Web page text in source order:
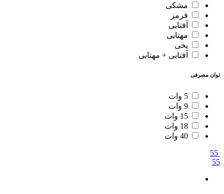
مشکی
قرمز
آفتابی
مهتابی
یخی
آفتابی + مهتابی
توان مصرفی
5 وات
9 وات
15 وات
18 وات
40 وات
55
55